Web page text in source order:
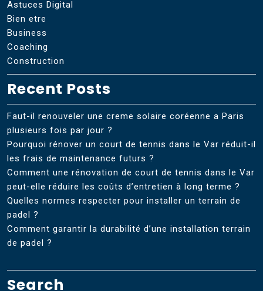
Astuces Digital
Bien etre
Business
Coaching
Construction
Recent Posts
Faut-il renouveler une creme solaire coréenne a Paris
plusieurs fois par jour ?
Pourquoi rénover un court de tennis dans le Var réduit-il
les frais de maintenance futurs ?
Comment une rénovation de court de tennis dans le Var
peut-elle réduire les coûts d’entretien à long terme ?
Quelles normes respecter pour installer un terrain de
padel ?
Comment garantir la durabilité d’une installation terrain
de padel ?
Search